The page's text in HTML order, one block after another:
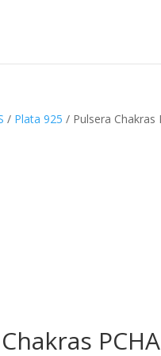
/ Plata 925 / Pulsera Chakras